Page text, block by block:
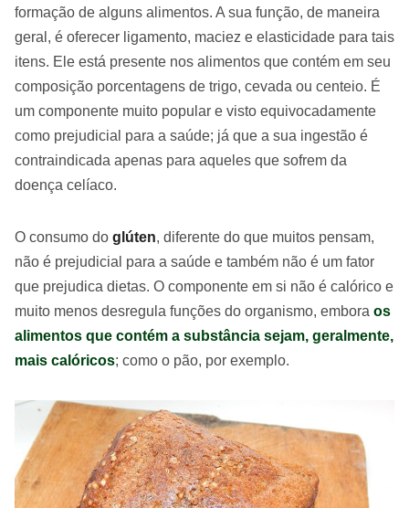
formação de alguns alimentos. A sua função, de maneira
geral, é oferecer ligamento, maciez e elasticidade para tais
itens. Ele está presente nos alimentos que contém em seu
composição porcentagens de trigo, cevada ou centeio. É
um componente muito popular e visto equivocadamente
como prejudicial para a saúde; já que a sua ingestão é
contraindicada apenas para aqueles que sofrem da
doença celíaco.
O consumo do glúten, diferente do que muitos pensam,
não é prejudicial para a saúde e também não é um fator
que prejudica dietas. O componente em si não é calórico e
muito menos desregula funções do organismo, embora os
alimentos que contém a substância sejam, geralmente,
mais calóricos; como o pão, por exemplo.